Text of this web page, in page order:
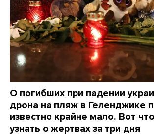
О погибших при падении
дрона на пляж в Геленджике
известно крайне мало. Вот
узнать о жертвах за три дня